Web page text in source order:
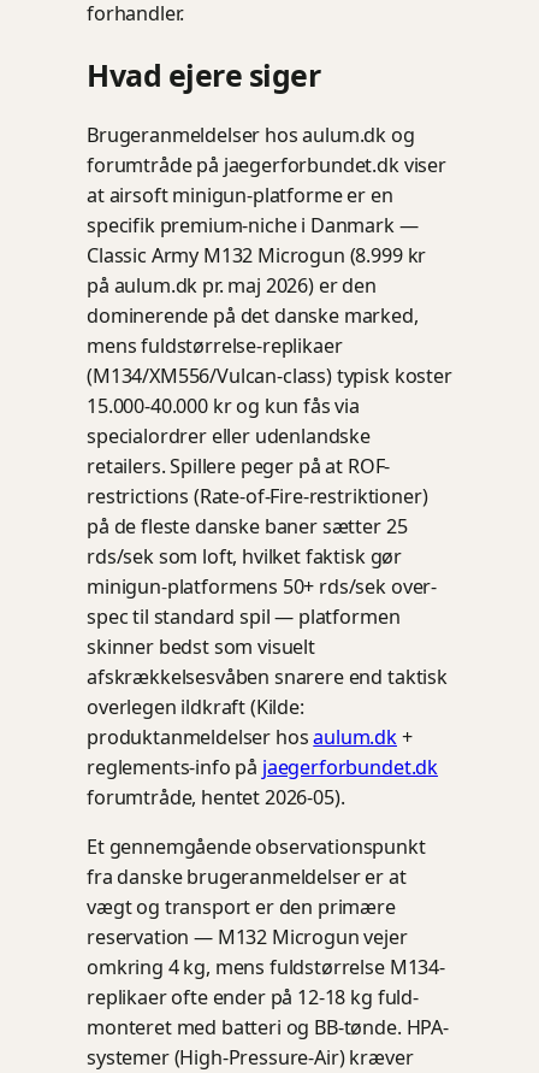
forhandler.
Hvad ejere siger
Brugeranmeldelser hos aulum.dk og
forumtråde på jaegerforbundet.dk viser
at airsoft minigun-platforme er en
specifik premium-niche i Danmark —
Classic Army M132 Microgun (8.999 kr
på aulum.dk pr. maj 2026) er den
dominerende på det danske marked,
mens fuldstørrelse-replikaer
(M134/XM556/Vulcan-class) typisk koster
15.000-40.000 kr og kun fås via
specialordrer eller udenlandske
retailers. Spillere peger på at ROF-
restrictions (Rate-of-Fire-restriktioner)
på de fleste danske baner sætter 25
rds/sek som loft, hvilket faktisk gør
minigun-platformens 50+ rds/sek over-
spec til standard spil — platformen
skinner bedst som visuelt
afskrækkelsesvåben snarere end taktisk
overlegen ildkraft (Kilde:
produktanmeldelser hosaulum.dk+
reglements-info på jaegerforbundet.dk
forumtråde, hentet 2026-05).
Et gennemgående observationspunkt
fra danske brugeranmeldelser er at
vægt og transport er den primære
reservation — M132 Microgun vejer
omkring 4 kg, mens fuldstørrelse M134-
replikaer ofte ender på 12-18 kg fuld-
monteret med batteri og BB-tønde. HPA-
systemer (High-Pressure-Air) kræver